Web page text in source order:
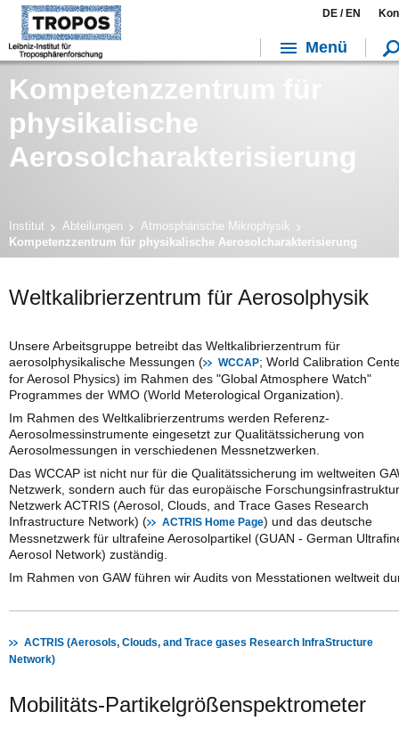
Kompetenzzentrum für
physikalische
Aerosolcharakterisierung
Institut Abteilungen
Atmosphärische Mikrophysik
Kompetenzzentrum für physikalische Aerosolcharakterisierung
Weltkalibrierzentrum für Aerosolphysik
Unsere Arbeitsgruppe betreibt das Weltkalibrierzentrum für
aerosolphysikalische Messungen (
WCCAP; World Calibration
for Aerosol Physics) im Rahmen des "Global Atmosphere Watch"
Programmes der WMO (World Meterological Organization).
Im Rahmen des Weltkalibrierzentrums werden Referenz-
Aerosolmessinstrumente eingesetzt zur Qualitätssicherung von
Aerosolmessungen in verschiedenen Messnetzwerken.
Das WCCAP ist nicht nur für die Qualitätssicherung im weltweiten
Netzwerk, sondern auch für das europäische
Netzwerk ACTRIS (Aerosol, Clouds, and Trace Gases Research
Infrastructure Network) (
ACTRIS Home Page) und das deutsche
Messnetzwerk für ultrafeine Aerosolpartikel (GUAN - German
Aerosol Network) zuständig.
Im Rahmen von GAW führen wir Audits von Messtationen weltweit
ACTRIS (Aerosols, Clouds, and Trace gases Research InfraStructure
Network)
Mobilitäts-Partikelgrößenspektrometer
DE /EN
Menü